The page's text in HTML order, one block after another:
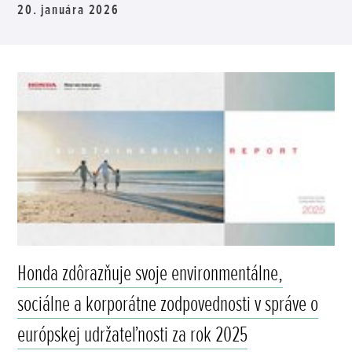
20. januára 2026
Honda zdôrazňuje svoje environmentálne,
sociálne a korporátne zodpovednosti v správe o
európskej udržateľnosti za rok 2025